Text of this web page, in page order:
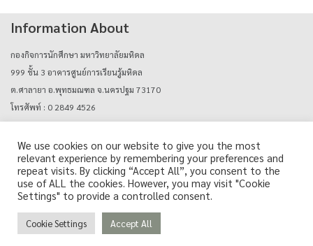
Information About
กองกิจการนักศึกษา มหาวิทยาลัยมหิดล
999 ชั้น 3 อาคารศูนย์การเรียนรู้มหิดล
ต.ศาลายา อ.พุทธมณฑล จ.นครปฐม 73170
โทรศัพท์ : 0 2849 4526
E-mail : mahidolcareers@mahidol.ac.th
Login with mu_authen
We use cookies on our website to give you the most
relevant experience by remembering your preferences and
repeat visits. By clicking “Accept All”, you consent to the
use of ALL the cookies. However, you may visit "Cookie
Settings" to provide a controlled consent.
Cookie Settings Accept All